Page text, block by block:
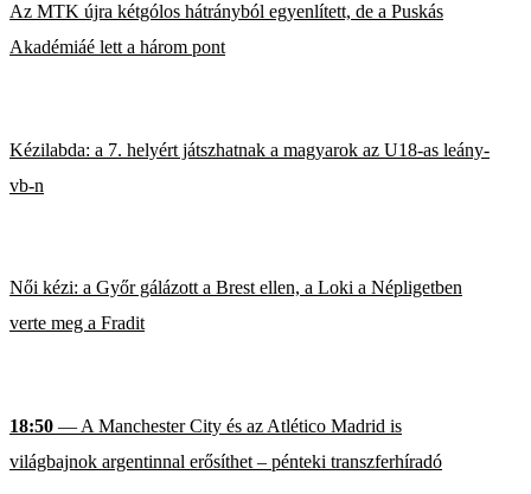
Az MTK újra kétgólos hátrányból egyenlített, de a Puskás
Akadémiáé lett a három pont
Kézilabda: a 7. helyért játszhatnak a magyarok az U18-as leány-
vb-n
Női kézi: a Győr gálázott a Brest ellen, a Loki a Népligetben
verte meg a Fradit
18:50 — A Manchester City és az Atlético Madrid is
világbajnok argentinnal erősíthet – pénteki transzferhíradó